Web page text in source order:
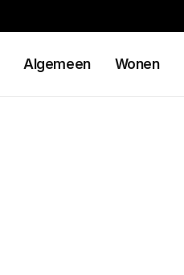
Algemeen Wonen